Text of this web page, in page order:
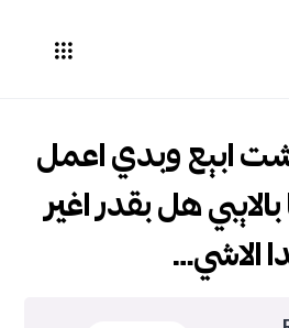
ابيع وبدي اعمل
هل بقدر اغير
الاشي…